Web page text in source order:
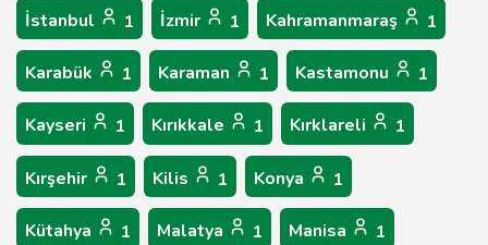
İstanbul 1 İzmir 1 Kahramanmaraş 1
Karabük 1 Karaman 1 Kastamonu 1
Kayseri 1 Kırıkkale 1 Kırklareli 1
Kırşehir 1 Kilis 1 Konya 1
Kütahya 1 Malatya 1 Manisa 1